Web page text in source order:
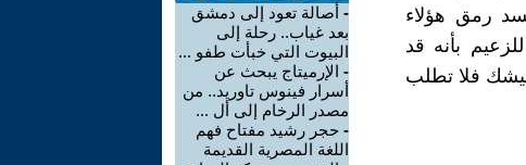
رمق هؤلاء
بأنه قد
فلا تطلب
- أصالة تعود إلى دمشق
بعد غياب.. رحلة إلى
البيوت التي خبأت طفو ...
- الإرميتاج يبحث عن
أسرار فينوس تاوريد.. من
مصدر الرخام إلى أل ...
- حجر رشيد مفتاح فهم
اللغة المصرية القديمة